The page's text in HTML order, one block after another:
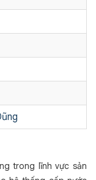
trong lĩnh vực sản